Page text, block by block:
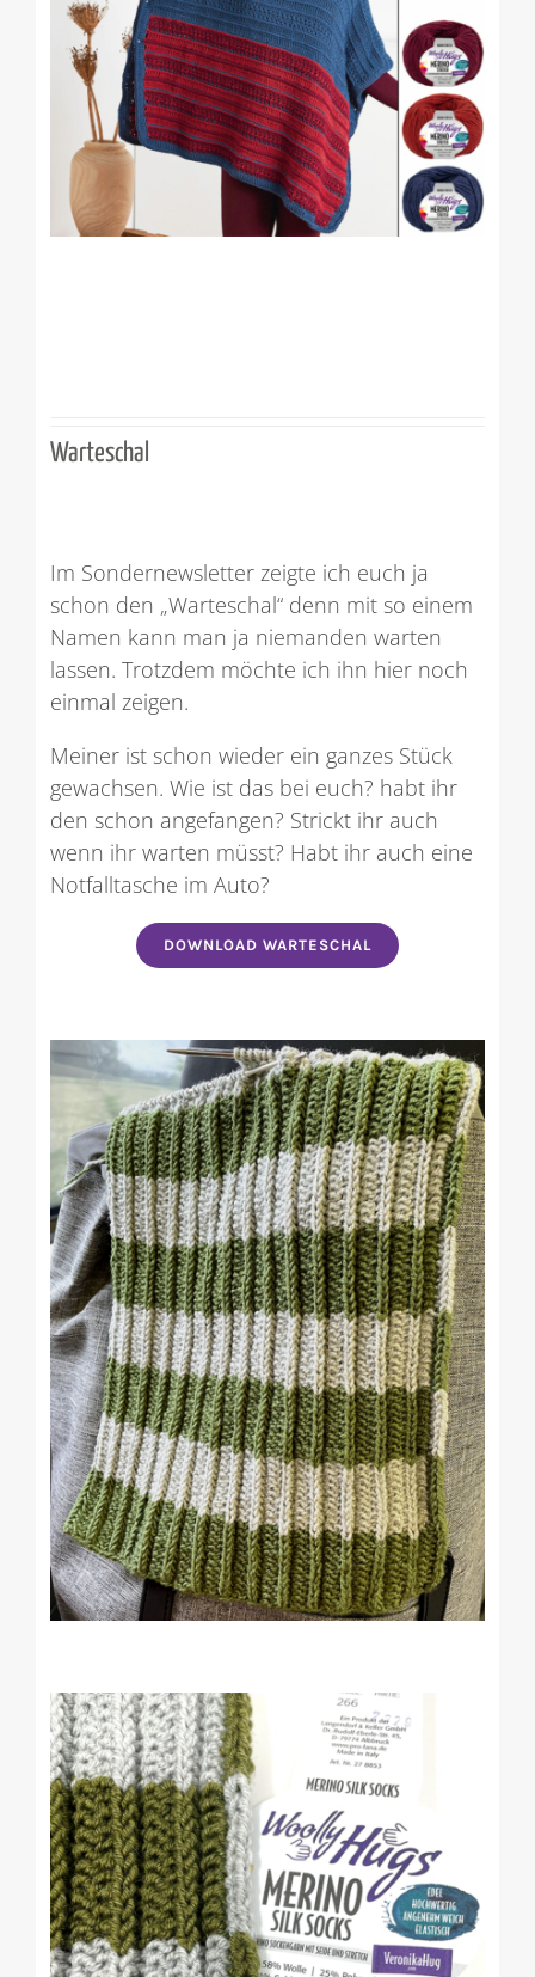
Warteschal
Im Sondernewsletter zeigte ich euch ja
schon den „Warteschal“ denn mit so einem
Namen kann man ja niemanden warten
lassen. Trotzdem möchte ich ihn hier noch
einmal zeigen.
Meiner ist schon wieder ein ganzes Stück
gewachsen. Wie ist das bei euch? habt ihr
den schon angefangen? Strickt ihr auch
wenn ihr warten müsst? Habt ihr auch eine
Notfalltasche im Auto?
DOWNLOAD WARTESCHAL